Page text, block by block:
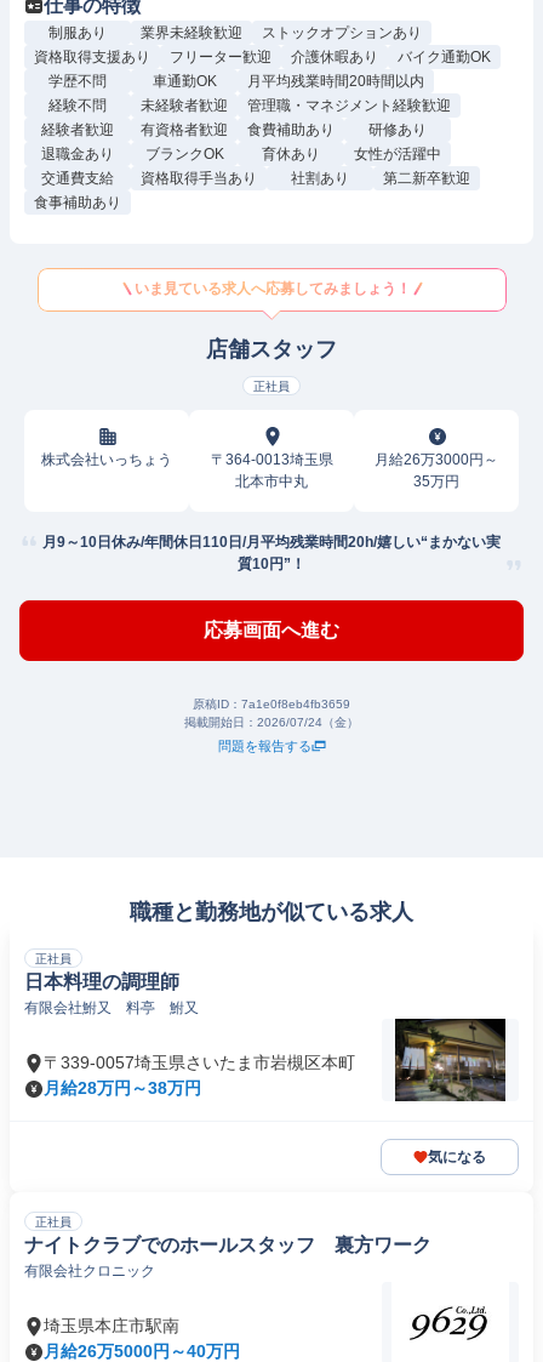
仕事の特徴
制服あり 業界未経験歓迎
ストックオプションあり
資格取得支援あり
フリーター歓迎 介護休暇あり
バイク通勤OK
学歴不問
車通勤OK
月平均残業時間20時間以内
経験不問
未経験者歓迎
管理職・マネジメント経験歓迎
経験者歓迎
有資格者歓迎 食費補助あり
研修あり
退職金あり
ブランクOK 育休あり
女性が活躍中
交通費支給
資格取得手当あり 社割あり
第二新卒歓迎
食事補助あり
いま見ている求人へ応募してみましょう！
店舗スタッフ
正社員
株式会社いっちょう
〒364-0013埼玉県
北本市中丸
月給26万3000円～
35万円
月9～10日休み/年間休日110日/月平均残業時間20h/嬉しい“まかない実
質10円”！
応募画面へ進む
原稿ID： 7a1e0f8eb4fb3659
掲載開始日： 2026/07/24（金）
問題を報告する
職種と勤務地が似ている求人
正社員
日本料理の調理師
有限会社鮒又 料亭 鮒又
〒339-0057埼玉県さいたま市岩槻区本町
月給28万円～38万円
気になる
正社員
ナイトクラブでのホールスタッフ 裏方ワーク
有限会社クロニック
埼玉県本庄市駅南
月給26万5000円～40万円